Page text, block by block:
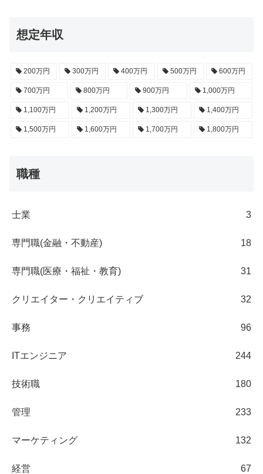
想定年収
200万円 300万円 400万円 500万円 600万円
700万円 800万円 900万円 1,000万円
1,100万円 1,200万円 1,300万円 1,400万円
1,500万円 1,600万円 1,700万円 1,800万円
職種
士業 3
専門職(金融・不動産) 18
専門職(医療・福祉・教育) 31
クリエイター・クリエイティブ 32
事務 96
ITエンジニア 244
技術職 180
管理 233
マーケティング 132
経営 67